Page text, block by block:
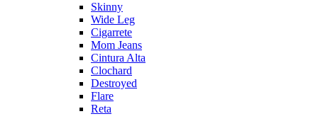
Skinny
Wide Leg
Cigarrete
Mom Jeans
Cintura Alta
Clochard
Destroyed
Flare
Reta